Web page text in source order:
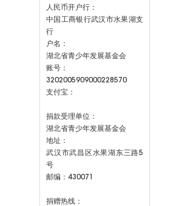
人民币开户行：
中国工商银行武汉市水果湖支
行
户名：
湖北省青少年发展基金会
账号：
3202005909000228570
支付宝：
捐款受理单位：
湖北省青少年发展基金会
地址：
武汉市武昌区水果湖东三路5
号
邮编：430071
捐赠热线：